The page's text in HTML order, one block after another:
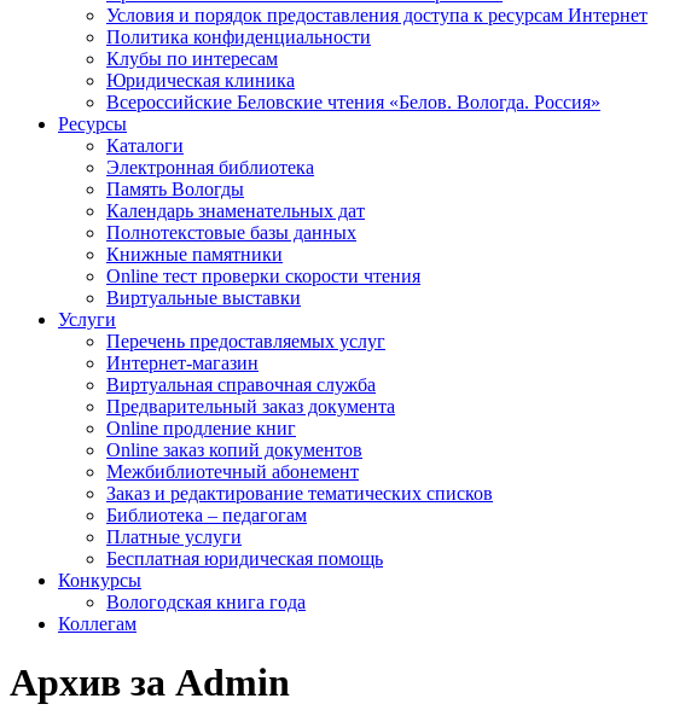
Условия и порядок предоставления доступа к ресурсам Интернет
Политика конфиденциальности
Клубы по интересам
Юридическая клиника
Всероссийские Беловские чтения «Белов. Вологда. Россия»
Ресурсы
Каталоги
Электронная библиотека
Память Вологды
Календарь знаменательных дат
Полнотекстовые базы данных
Книжные памятники
Online тест проверки скорости чтения
Виртуальные выставки
Услуги
Перечень предоставляемых услуг
Интернет-магазин
Виртуальная справочная служба
Предварительный заказ документа
Online продление книг
Online заказ копий документов
Межбиблиотечный абонемент
Заказ и редактирование тематических списков
Библиотека – педагогам
Платные услуги
Бесплатная юридическая помощь
Конкурсы
Вологодская книга года
Коллегам
Архив за Admin